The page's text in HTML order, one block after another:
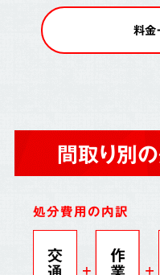
料
間取り別
処分費用の内訳